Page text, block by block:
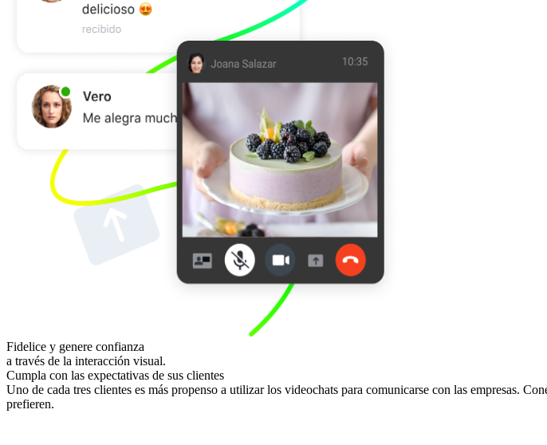
Fidelice y genere confianza
a través de la interacción visual.
Cumpla con las expectativas de sus clientes
Uno de cada tres clientes es más propenso a utilizar los videochats para comunicarse con las empresas.
prefieren.